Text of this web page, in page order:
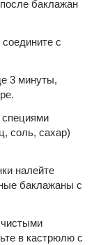
баклажан
с
3 минуты,
специями
соль, сахар)
налейте
баклажаны с
в кастрюлю с